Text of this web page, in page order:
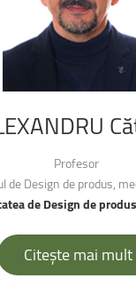
Profesor
de Design de produs,
de Design de
Citește mai mult